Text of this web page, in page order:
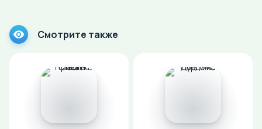
Смотрите также